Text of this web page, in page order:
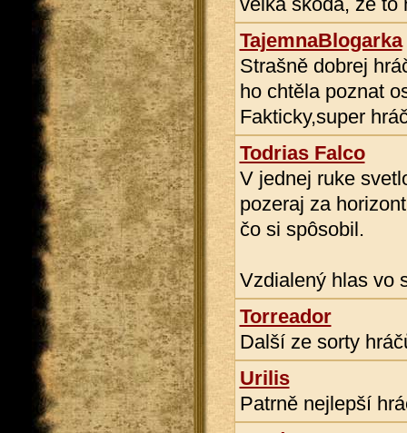
TajemnaBlogarka
Strašně dobrej
ho chtěla poznat
Fakticky,super
Todrias Falco
V jednej ruke
pozeraj za
čo si spôsobil.
Vzdialený hlas vo
Torreador
Další ze sorty
Urilis
Patrně nejlepší